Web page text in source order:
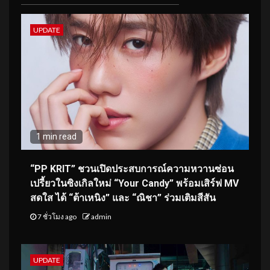
UPDATE
1 min read
“PP KRIT” ชวนเปิดประสบการณ์ความหวานซ่อน
เปรี้ยวในซิงเกิลใหม่ “Your Candy” พร้อมเสิร์ฟ MV
สดใส ได้ “ต้าเหนิง” และ “ณิชา” ร่วมเติมสีสัน
7 ชั่วโมง ago admin
UPDATE